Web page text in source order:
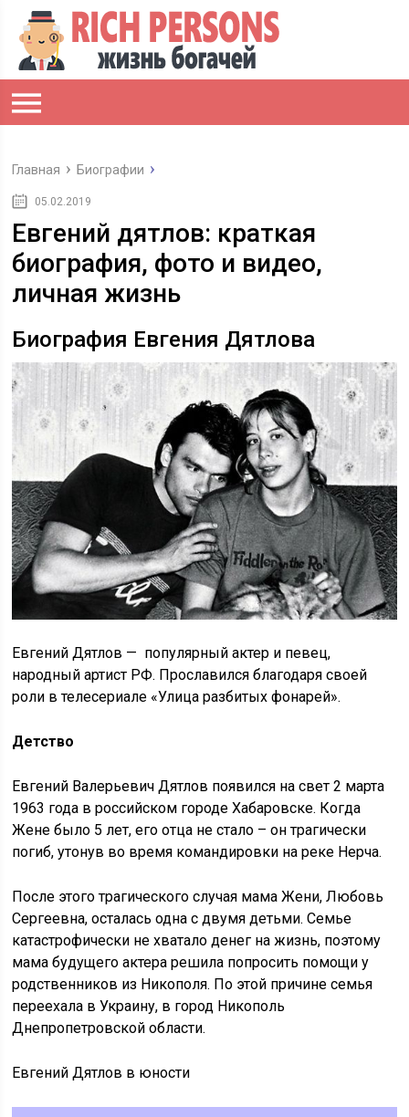
Главная Биографии
05.02.2019
Евгений дятлов: краткая
биография, фото и видео,
личная жизнь
Биография Евгения Дятлова
Евгений Дятлов — популярный актер и певец,
народный артист РФ. Прославился благодаря своей
роли в телесериале «Улица разбитых фонарей».
Детство
Евгений Валерьевич Дятлов появился на свет 2 марта
1963 года в российском городе Хабаровске. Когда
Жене было 5 лет, его отца не стало – он трагически
погиб, утонув во время командировки на реке Нерча.
После этого трагического случая мама Жени, Любовь
Сергеевна, осталась одна с двумя детьми. Семье
катастрофически не хватало денег на жизнь, поэтому
мама будущего актера решила попросить помощи у
родственников из Никополя. По этой причине семья
переехала в Украину, в город Никополь
Днепропетровской области.
Евгений Дятлов в юности